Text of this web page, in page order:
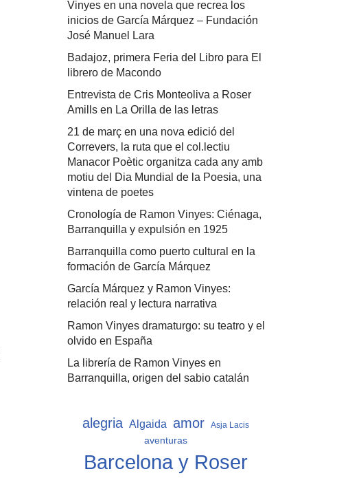
Vinyes en una novela que recrea los
inicios de García Márquez – Fundación
José Manuel Lara
Badajoz, primera Feria del Libro para El
librero de Macondo
Entrevista de Cris Monteoliva a Roser
Amills en La Orilla de las letras
21 de març en una nova edició del
Correvers, la ruta que el col.lectiu
Manacor Poètic organitza cada any amb
motiu del Dia Mundial de la Poesia, una
vintena de poetes
Cronología de Ramon Vinyes: Ciénaga,
Barranquilla y expulsión en 1925
Barranquilla como puerto cultural en la
formación de García Márquez
García Márquez y Ramon Vinyes:
relación real y lectura narrativa
Ramon Vinyes dramaturgo: su teatro y el
olvido en España
La librería de Ramon Vinyes en
Barranquilla, origen del sabio catalán
alegria Algaida amor Asja Lacis
aventuras
Barcelona y Roser